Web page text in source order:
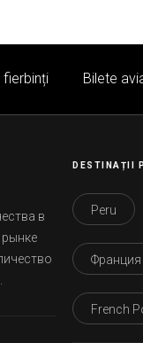
fierbinți Bilete
в
DESTINAȚII
Peru
Франция
French